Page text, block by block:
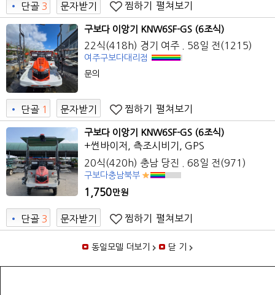
• 단골 3
4
문자받기 찜하기 펼쳐보기
구보다 이앙기 KNW6SF-GS (6조식)
22식(418h) 경기 여주 . 58일 전(1215)
여주구보다대리점
문의
• 단골 1
4
문자받기 찜하기 펼쳐보기
구보다 이앙기 KNW6SF-GS (6조식)
+썬바이저, 측조시비기, GPS
20식(420h) 충남 당진 . 68일 전(971)
구보다충남북부
1,750만원
• 단골 3 문자받기 찜하기 펼쳐보기
동일모델 더보기 닫 기